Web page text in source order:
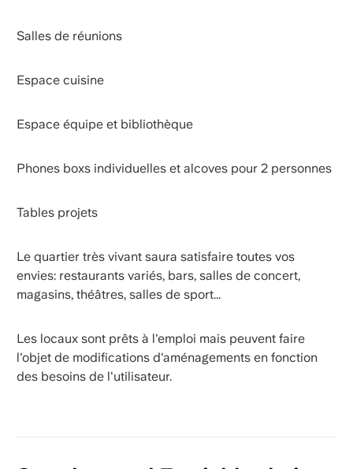
Salles de réunions
Espace cuisine
Espace équipe et bibliothèque
Phones boxs individuelles et alcoves pour 2 personnes
Tables projets
Le quartier très vivant saura satisfaire toutes vos
envies: restaurants variés, bars, salles de concert,
magasins, théâtres, salles de sport...
Les locaux sont prêts à l'emploi mais peuvent faire
l'objet de modifications d'aménagements en fonction
des besoins de l'utilisateur.